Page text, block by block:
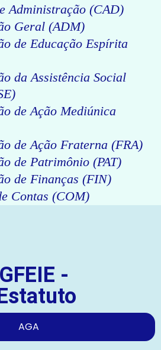
Administração (CAD)
Geral (ADM)
de Educação Espírita
da Assistência Social
de Ação Mediúnica
de Ação Fraterna (FRA)
de Patrimônio (PAT)
de Finanças (FIN)
Contas (COM)
-
AGA